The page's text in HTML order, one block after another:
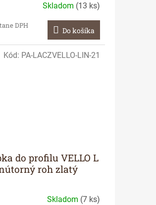
Skladom (13 ks)
DPH
Do košíka
do profilu VELLO L
roh zlatý
Skladom (7 ks)
Kód: PA-LACZVELLO-LIN-21